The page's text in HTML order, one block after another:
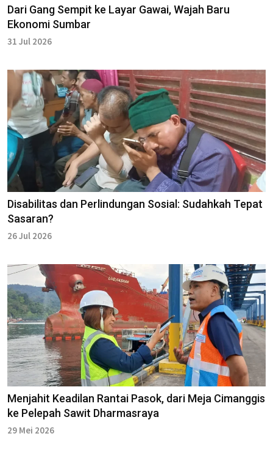
Dari Gang Sempit ke Layar Gawai, Wajah Baru
Ekonomi Sumbar
31 Jul 2026
Disabilitas dan Perlindungan Sosial: Sudahkah Tepat
Sasaran?
26 Jul 2026
Menjahit Keadilan Rantai Pasok, dari Meja Cimanggis
ke Pelepah Sawit Dharmasraya
29 Mei 2026